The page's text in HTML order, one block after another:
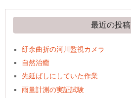
最近の投稿
紆余曲折の河川監視カメラ
自然治癒
先延ばしにしていた作業
雨量計測の実証試験